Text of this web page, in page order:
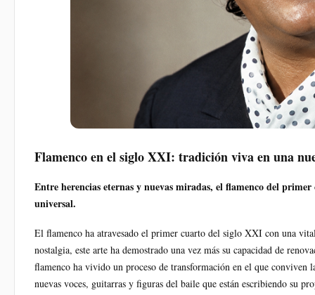
Flamenco en el siglo XXI: tradición viva en una
Entre herencias eternas y nuevas miradas, el flamenco del
universal.
El flamenco ha atravesado el primer cuarto del siglo XXI con una
nostalgia, este arte ha demostrado una vez más su capacidad de
flamenco ha vivido un proceso de transformación en el que conviven
nuevas voces, guitarras y figuras del baile que están escribiendo su